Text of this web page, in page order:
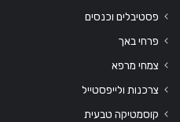
פסטיבלים וכנסים
פרחי באך
צמחי מרפא
צרכנות ולייפסטייל
קוסמטיקה טבעית